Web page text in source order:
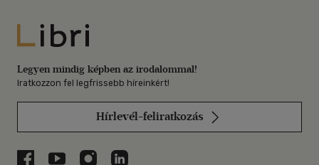
Libri
Legyen mindig képben az irodalommal!
Iratkozzon fel legfrissebb híreinkért!
Hírlevél-feliratkozás
Libri a Facebookon
Libri a Youtube-on
Libri az Instagramon
Libri a LinkedInen